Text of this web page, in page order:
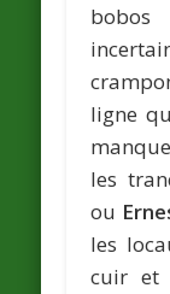
ligne
les
ou
les
cuir et